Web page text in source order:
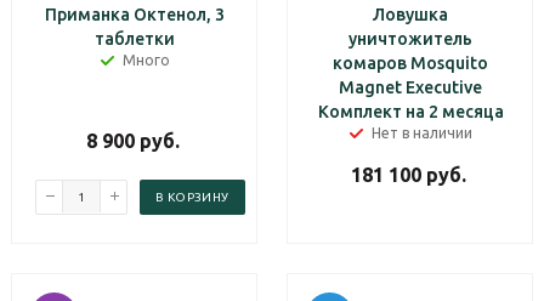
Приманка Октенол, 3
таблетки
Много
8 900руб.
В КОРЗИНУ
Ловушка
уничтожитель
комаров Mosquito
Magnet Executive
Комплект на 2 месяца
Нет в наличии
181 100руб.